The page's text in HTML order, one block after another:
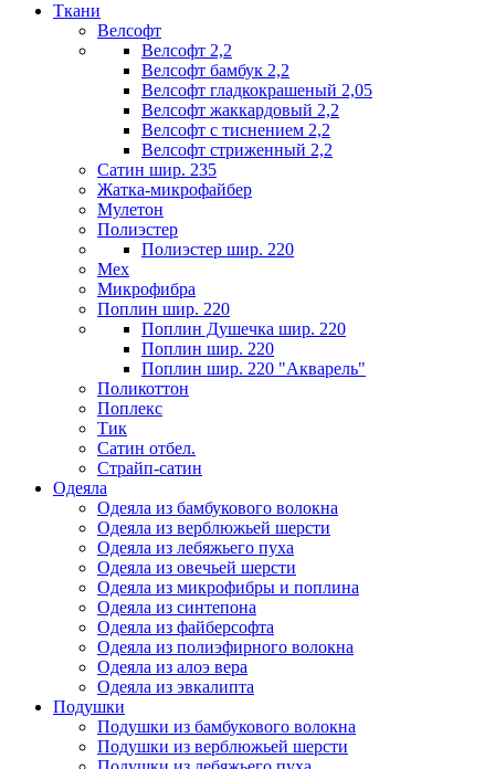
Ткани
Велсофт
Велсофт 2,2
Велсофт бамбук 2,2
Велсофт гладкокрашеный 2,05
Велсофт жаккардовый 2,2
Велсофт с тиснением 2,2
Велсофт стриженный 2,2
Сатин шир. 235
Жатка-микрофайбер
Мулетон
Полиэстер
Полиэстер шир. 220
Мех
Микрофибра
Поплин шир. 220
Поплин Душечка шир. 220
Поплин шир. 220
Поплин шир. 220 "Акварель"
Поликоттон
Поплекс
Тик
Сатин отбел.
Страйп-сатин
Одеяла
Одеяла из бамбукового волокна
Одеяла из верблюжьей шерсти
Одеяла из лебяжьего пуха
Одеяла из овечьей шерсти
Одеяла из микрофибры и поплина
Одеяла из синтепона
Одеяла из файберсофта
Одеяла из полиэфирного волокна
Одеяла из алоэ вера
Одеяла из эвкалипта
Подушки
Подушки из бамбукового волокна
Подушки из верблюжьей шерсти